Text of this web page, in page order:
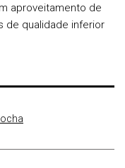
aproveitamento de
de qualidade inferior